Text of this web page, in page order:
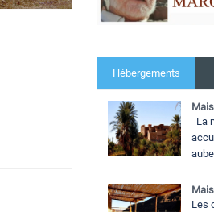
Hébergements
La
Les